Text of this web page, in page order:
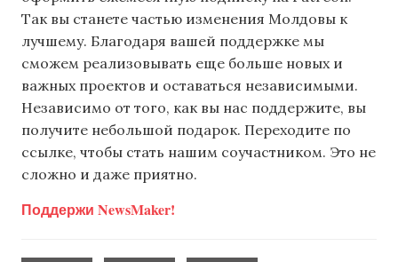
Так вы станете частью изменения Молдовы к
лучшему. Благодаря вашей поддержке мы
сможем реализовывать еще больше новых и
важных проектов и оставаться независимыми.
Независимо от того, как вы нас поддержите, вы
получите небольшой подарок. Переходите по
ссылке, чтобы стать нашим соучастником. Это не
сложно и даже приятно.
Поддержи NewsMaker!